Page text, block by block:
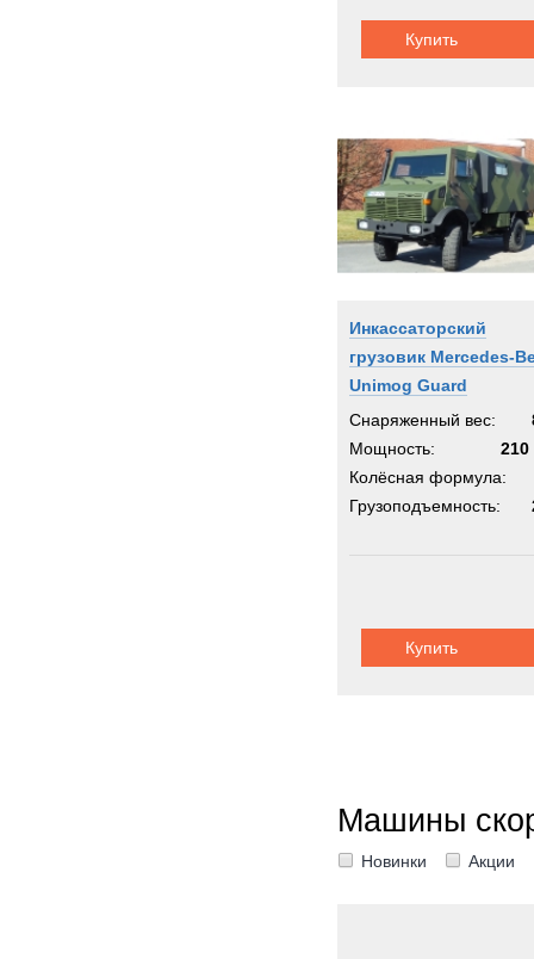
Купить
Инкассаторский
грузовик Mercedes-
Unimog Guard
Снаряженный вес:
Мощность:
210
Колёсная формула:
Грузоподъемность:
Купить
Машины
Новинки Акции